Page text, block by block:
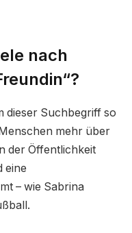
nach
dieser Suchbegriff so
mehr über
der Öffentlichkeit
eine
– wie Sabrina